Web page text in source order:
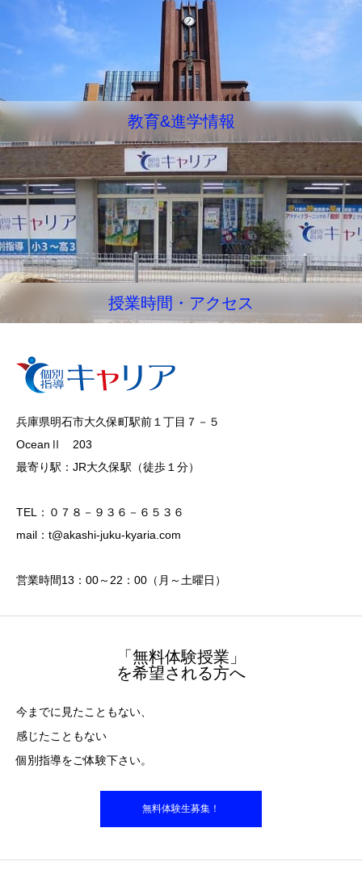
教育&進学情報
授業時間・アクセス
兵庫県明石市大久保町駅前１丁目７－５
OceanⅡ 203
最寄り駅：JR大久保駅（徒歩１分）
TEL：０７８－９３６－６５３６
mail：t@akashi-juku-kyaria.com
営業時間13：00～22：00（月～土曜日）
「無料体験授業」
を希望される方へ
今までに見たこともない、
感じたこともない
個別指導をご体験下さい。
無料体験生募集！